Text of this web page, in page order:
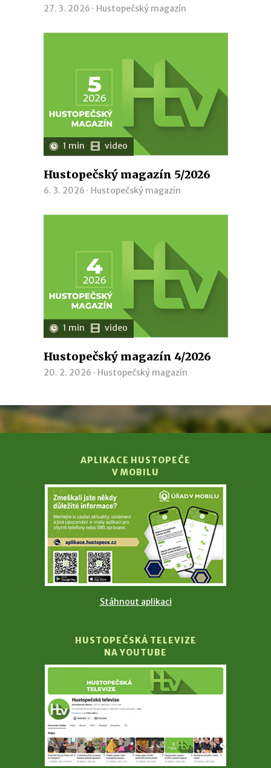
27. 3. 2026 · Hustopečský magazín
1 min video
Hustopečský magazín 5/2026
6. 3. 2026 · Hustopečský magazín
1 min video
Hustopečský magazín 4/2026
20. 2. 2026 · Hustopečský magazín
APLIKACE HUSTOPEČE
V MOBILU
Stáhnout aplikaci
HUSTOPEČSKÁ TELEVIZE
NA YOUTUBE